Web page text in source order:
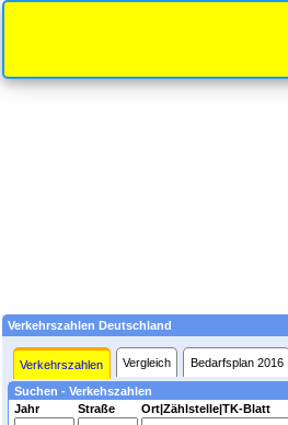
Verkehrszahlen Deutschland
Verkehrszahlen Vergleich Bedarfsplan 2016
Suchen - Verkehszahlen
Jahr
Straße Ort|Zählstelle|TK-Blatt